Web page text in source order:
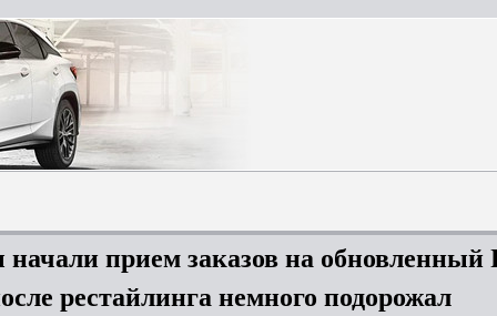
прием заказов на обновленный
рестайлинга немного подорожал